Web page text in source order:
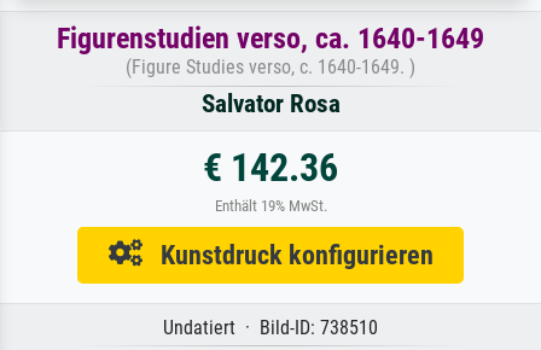
Figurenstudien verso, ca. 1640-1649
(Figure Studies verso, c. 1640-1649. )
Salvator Rosa
€ 142.36
Enthält 19% MwSt.
Kunstdruck konfigurieren
Undatiert · Bild-ID: 738510